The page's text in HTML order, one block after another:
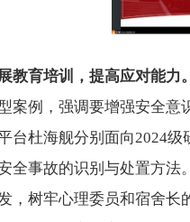
教育培训，提高应对能力
案例，强调要增强安全意
台杜海舰分别面向2024级
全事故的识别与处置方法
，树牢心理委员和宿舍长